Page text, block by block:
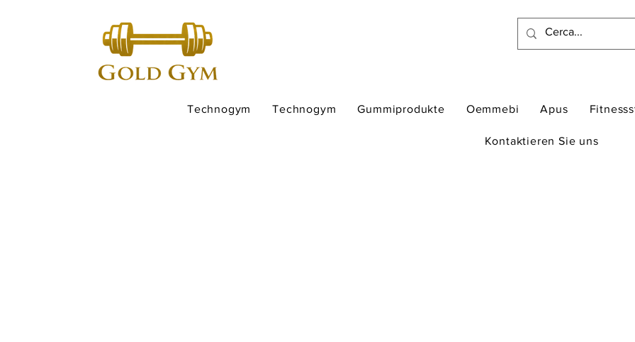
Technogym Technogym Gummiprodukte Oemmebi Apus
Kontaktieren Sie uns